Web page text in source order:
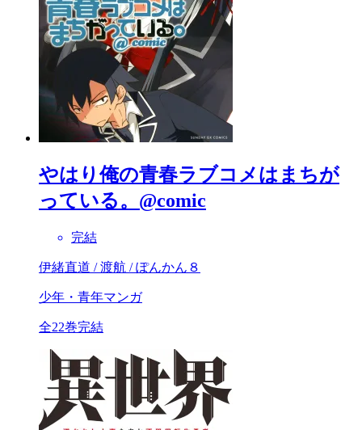
やはり俺の青春ラブコメはまちが
っている。@comic
完結
伊緒直道 / 渡航 / ぽんかん８
少年・青年マンガ
全22巻完結